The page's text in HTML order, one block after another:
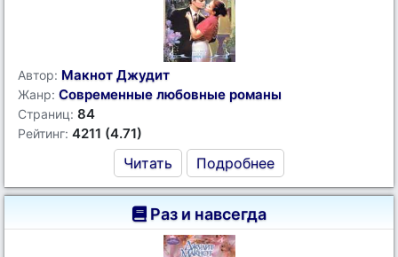
Автор: Макнот Джудит
Жанр: Современные любовные романы
Страниц: 84
Рейтинг: 4211 (4.71)
Читать Подробнее
Раз и навсегда